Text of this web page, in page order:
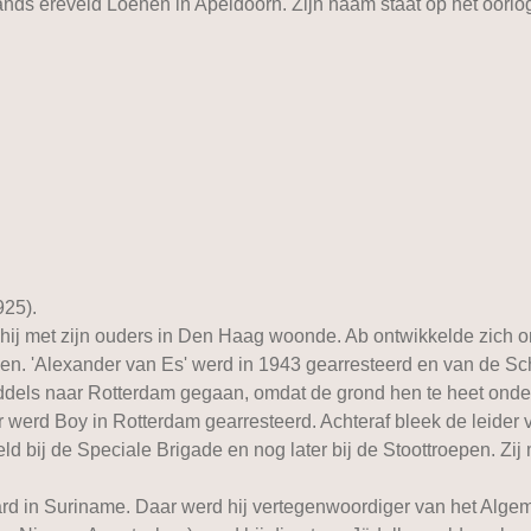
ereveld Loenen in Apeldoorn. Zijn naam staat op het
met zijn ouders in Den Haag woonde. Ab ontwikkelde zich
'Alexander van Es' werd in 1943 gearresteerd en van de
naar Rotterdam gegaan, omdat de grond hen te heet
Boy in Rotterdam gearresteerd. Achteraf bleek de
bij de Speciale Brigade en nog later bij de Stoottroepen.
in Suriname. Daar werd hij vertegenwoordiger van het